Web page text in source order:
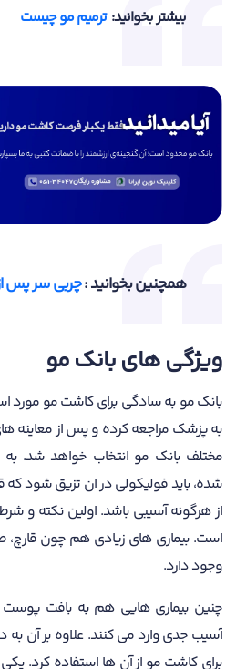
بیشتر بخوانید: ترمیم مو چیست
همچنین بخوانید :چربی سر پس
ویژگی های بانک مو
بانک مو به سادگی برای کاشت مو مورد
به پزشک مراجعه کرده و پس از معاینه
مختلف بانک مو انتخاب خواهد شد.
شده، باید فولیکولی در ان تزیق شود که
از هرگونه آسیبی باشد. اولین نکته و
است. بیماری های زیادی هم چون
وجود دارد.
چنین بیماری هایی هم به بافت
آسیب جدی وارد می کنند. علاوه بر آن
برای کاشت مو از آن ها استفاده کرد. یکی